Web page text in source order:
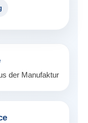
der Manufaktur